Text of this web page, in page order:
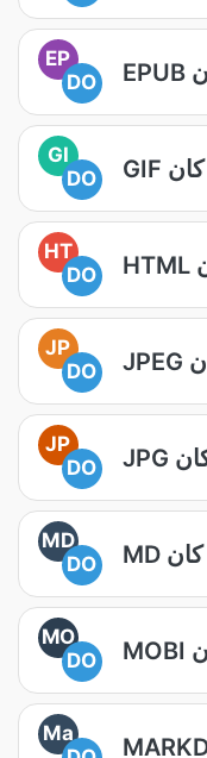
EP
DO
GI
DO
HT
DO
JP
DO
JP
DO
MD
DO
MO
DO
Ma